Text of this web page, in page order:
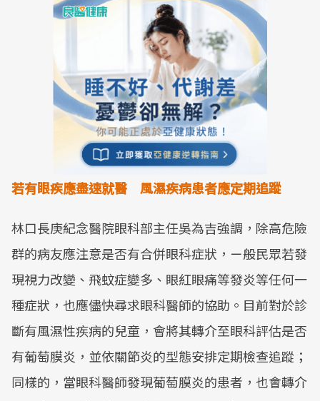
若有眼疾應盡速就醫 風濕疾病患者應定期追蹤
林口長庚紀念醫院眼科部主任吳為吉強調，除高危險
群的病友應注意是否有合併眼科症狀，ㄧ般民眾若發
現視力改變、飛蚊症變多、眼紅眼痛等發炎等任何一
種症狀，也應儘快尋求眼科醫師的協助。目前對於診
斷有風濕性疾病的兒童，會將其轉介至眼科評估是否
有葡萄膜炎，並依關節炎的型態安排定期檢查追蹤；
同樣的，當眼科醫師發現葡萄膜炎的患者，也會轉介